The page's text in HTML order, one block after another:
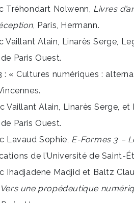
Tréhondart Nolwenn, Livres
, Paris, Hermann.
Vaillant Alain, Linarès Serge,
Paris Ouest.
: « Cultures numériques :
Vaillant Alain, Linarès Serge, et
Paris Ouest.
Lavaud Sophie, E-Formes 3 –
de l’Université de Saint-
Ihadjadene Madjid et Baltz
une propédeutique